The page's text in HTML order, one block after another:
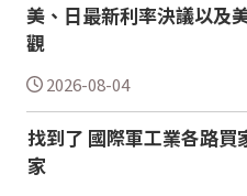
美、日最新利率決議以及
觀
2026-08-04
找到了 國際軍工業各路買家就點名台灣這一
家